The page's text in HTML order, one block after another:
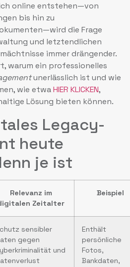
online entstehen—von
bis hin zu
die Frage
und letztendlichen
immer drängender.
warum ein professionelles
unerlässlich ist und wie
wie etwaHIER KLICKEN,
Lösung bieten können.
Legacy-
heute
je ist
Relevanz im
Zeitalter
Beispiel
sensibler
gegen
und
Enthält
persönliche
Fotos,
Bankdaten,